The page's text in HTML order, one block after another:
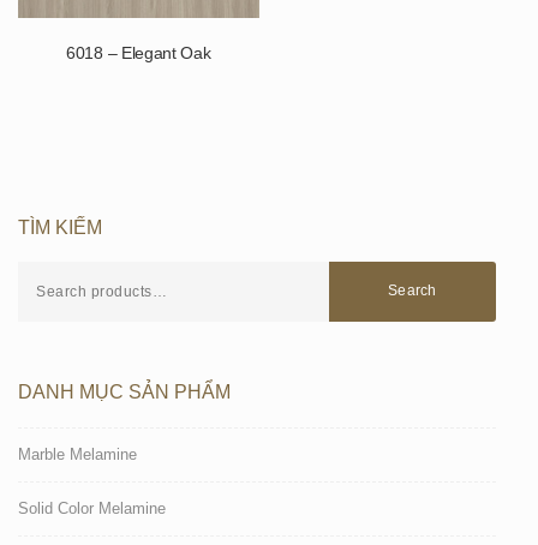
6018 – Elegant Oak
TÌM KIẾM
Search
DANH MỤC SẢN PHẨM
Marble Melamine
Solid Color Melamine